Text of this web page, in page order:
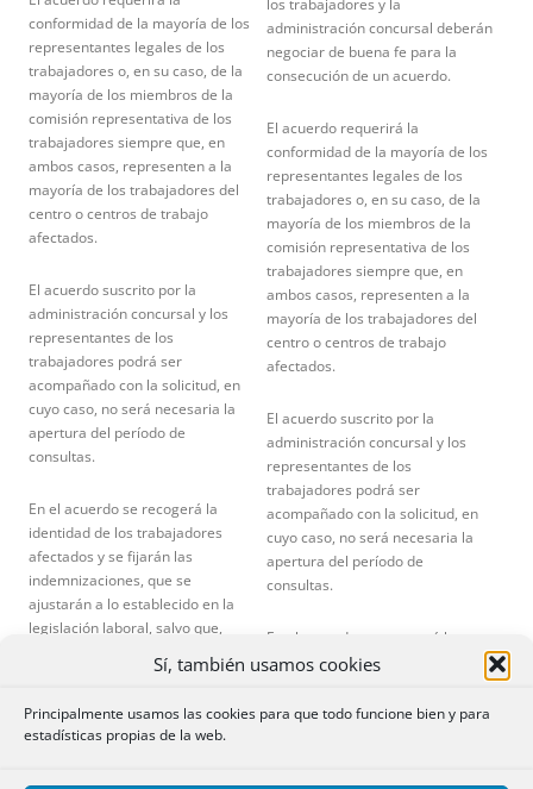
Sí, también usamos cookies
Principalmente usamos las cookies para que todo funcione bien y para
estadísticas propias de la web.
conformidad de la mayoría de los
representantes legales de los
trabajadores o, en su caso, de la
mayoría de los miembros de la
comisión representativa de los
trabajadores siempre que, en
ambos casos, representen a la
mayoría de los trabajadores del
centro o centros de trabajo
afectados.
El acuerdo suscrito por la
administración concursal y los
representantes de los
trabajadores podrá ser
acompañado con la solicitud, en
cuyo caso, no será necesaria la
apertura del período de
consultas.
En el acuerdo se recogerá la
identidad de los trabajadores
afectados y se fijarán las
indemnizaciones, que se
ajustarán a lo establecido en la
legislación laboral, salvo que,
afectados por el concurso, se
superiores.
administración concursal deberán
negociar de buena fe para la
consecución de un acuerdo.
El acuerdo requerirá la
conformidad de la mayoría de los
representantes legales de los
trabajadores o, en su caso, de la
mayoría de los miembros de la
comisión representativa de los
trabajadores siempre que, en
ambos casos, representen a la
mayoría de los trabajadores del
centro o centros de trabajo
afectados.
El acuerdo suscrito por la
administración concursal y los
representantes de los
trabajadores podrá ser
acompañado con la solicitud, en
cuyo caso, no será necesaria la
apertura del período de
consultas.
En el acuerdo se recogerá la
identidad de los trabajadores
indemnizaciones, que se